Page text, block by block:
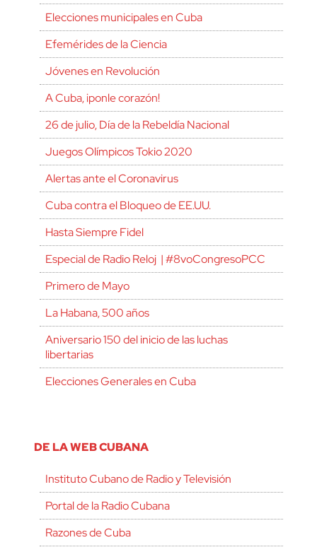
Elecciones municipales en Cuba
Efemérides de la Ciencia
Jóvenes en Revolución
A Cuba, ¡ponle corazón!
26 de julio, Día de la Rebeldía Nacional
Juegos Olímpicos Tokio 2020
Alertas ante el Coronavirus
Cuba contra el Bloqueo de EE.UU.
Hasta Siempre Fidel
Especial de Radio Reloj | #8voCongresoPCC
Primero de Mayo
La Habana, 500 años
Aniversario 150 del inicio de las luchas
libertarias
Elecciones Generales en Cuba
DE LA WEB CUBANA
Instituto Cubano de Radio y Televisión
Portal de la Radio Cubana
Razones de Cuba